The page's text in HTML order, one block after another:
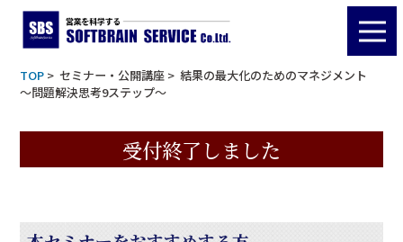
課題発見×課題解決
結果の最大化のためのマネジメント
～問題解決思考9ステップ～
開催日時：2025年8月26日（火）11：00～12：00
TOP >セミナー・公開講座 > 結果の最大化のためのマネジメント
～問題解決思考9ステップ～
受付終了しました